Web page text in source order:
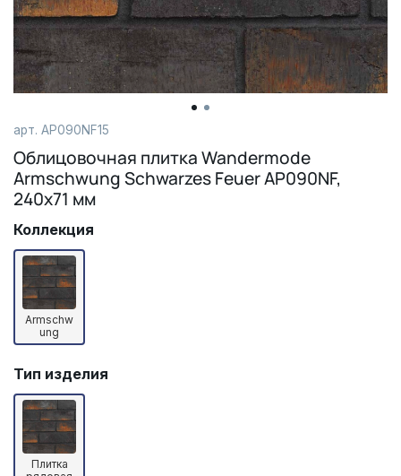
арт. AP090NF15
Облицовочная плитка Wandermode
Armschwung Schwarzes Feuer AP090NF,
240х71 мм
Коллекция
Armschw
ung
Тип изделия
Плитка